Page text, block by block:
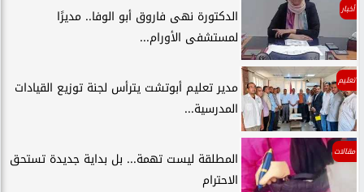
أخبار
الدكتورة نهى فاروق أبو الوفا.. مديرًا
لمستشفى الأورام...
تعليم
مدير تعليم أبوتشت يترأس لجنة توزيع القيادات
المدرسية...
مقالات
المطلقة ليست تهمة... بل بداية جديدة تستحق
الاحترام